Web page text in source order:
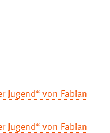
Jugend“ von Fabian
Jugend“ von Fabian